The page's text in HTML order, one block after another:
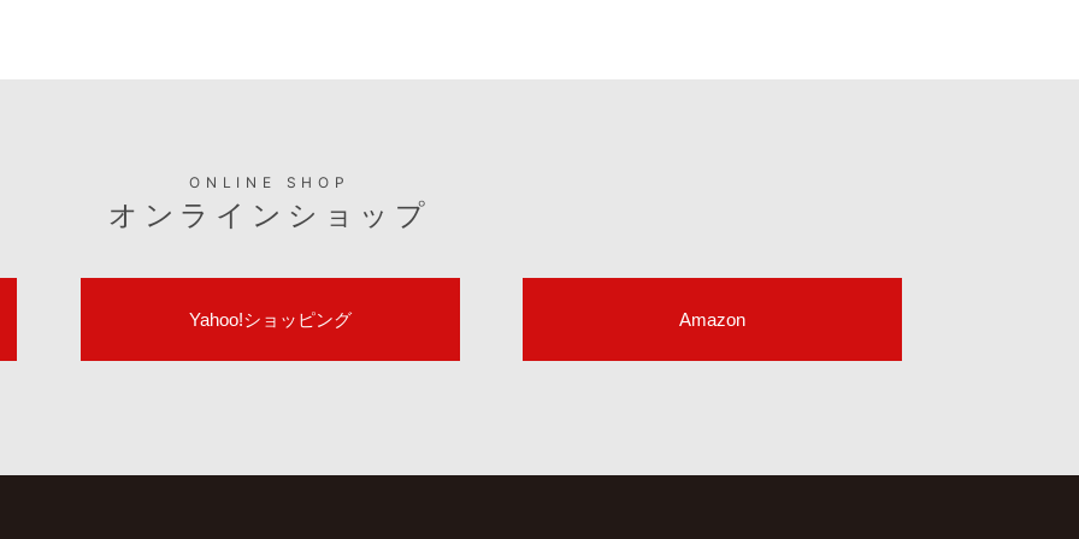
ONLINE SHOP
オンラインショップ
Yahoo!ショッピング Amazon